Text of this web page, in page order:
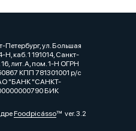
ул. Большая
Н, каб. 1 191014, Санкт-
лит. А, пом. 1-Н ОГРН
КПП 781301001 р/с
"БАНК "САНКТ-
БИК
Foodpicássover. 3.2